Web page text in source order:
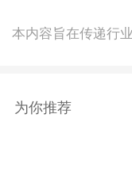
本内容旨在传递行
为你推荐